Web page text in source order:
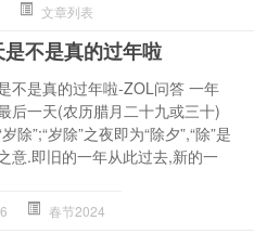
文章列表
是不是真的过年啦
不是真的过年啦-ZOL问答 一年
后一天(农历腊月二十九或三十)
除”;“岁除”之夜即为“除夕”,“除”是
意.即旧的一年从此过去,新的一
春节2024